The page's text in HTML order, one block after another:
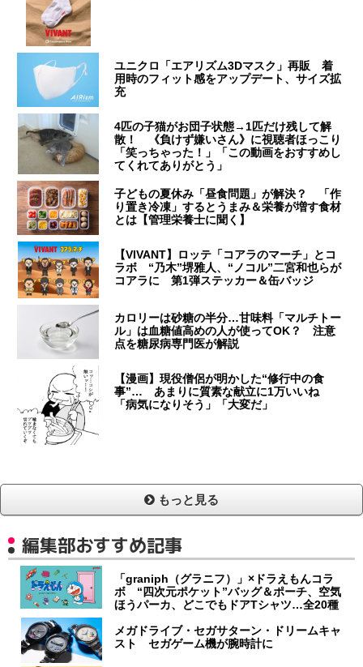
ユニクロ「エアリズム3Dマスク」再販 着
用時のフィット感をアップデート、サイズ拡
充
4匹の子猫がお団子状態→1匹だけ残して解
散！ 《負けず嫌いさん》に視聴者ほっこり
「笑っちゃった！」「この動画をおすすめし
てくれてありがとう」
子どもの夏休み「昼食問題」が解決？ 「作
り置き冷凍」するとうまみ＆栄養が増す食材
とは【管理栄養士に聞く】
【VIVANT】ロッテ「コアラのマーチ」とコ
ラボ “乃木”堺雅人、“ノコル”二宮和也らが
コアラに 第1弾ステッカー＆缶バッジ
カロリーは砂糖の半分…甘味料「マルチトー
ル」は血糖値高めの人が使ってOK？ 注意
点を糖尿病専門医が解説
【漫画】現役僧侶が明かした“修行中の食
事”… あまりに質素な献立に1万いいね
「病気になりそう」「大変だ」
もっと見る
編集部おすすめ記事
「graniph（グラニフ）」×ドラえもんコラ
ボ “四次元ポケット”バッグ＆ポーチ、空気
ほうパーカ、どこでもドアTシャツ…全20種
メガドライブ・セガサターン・ドリームキャ
スト セガゲーム機が腕時計に